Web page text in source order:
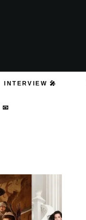
INTERVIEW 🎤